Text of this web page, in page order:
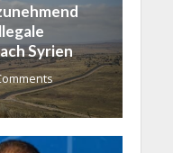
Syrien